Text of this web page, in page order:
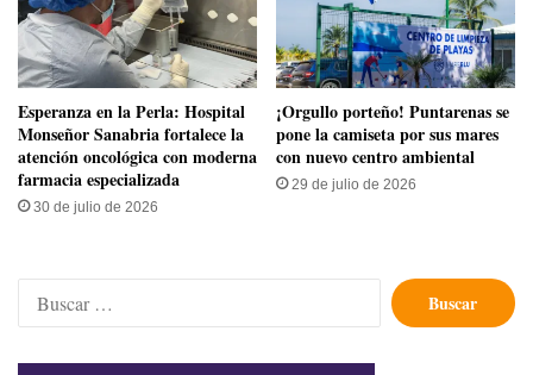
​Esperanza en la Perla: Hospital
Monseñor Sanabria fortalece la
atención oncológica con moderna
farmacia especializada
30 de julio de 2026
​¡Orgullo porteño! Puntarenas se
pone la camiseta por sus mares
con nuevo centro ambiental
29 de julio de 2026
Buscar: